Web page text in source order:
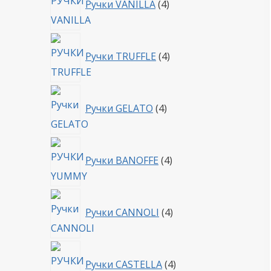
Ручки VANILLA 4товара
Ручки TRUFFLE 4товара
Ручки GELATO 4товара
Ручки BANOFFE 4товара
Ручки CANNOLI 4товара
Ручки CASTELLA 4